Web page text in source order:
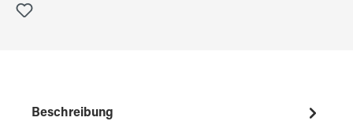
Beschreibung